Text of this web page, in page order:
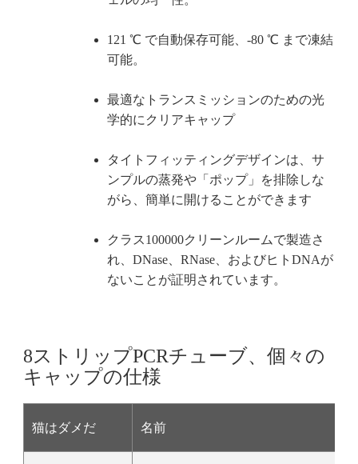
121 ℃ で自動保存可能、-80 ℃ まで凍結
可能。
最適なトランスミッションのための光
学的にクリアキャップ
タイトフィッティングデザインは、サ
ンプルの蒸発や「ポップ」を排除しな
がら、簡単に開けることができます
クラス100000クリーンルームで製造さ
れ、DNase、RNase、およびヒトDNAが
ないことが証明されています。
8ストリップPCRチューブ、個々の
キャップの仕様
猫はダメだ 名前